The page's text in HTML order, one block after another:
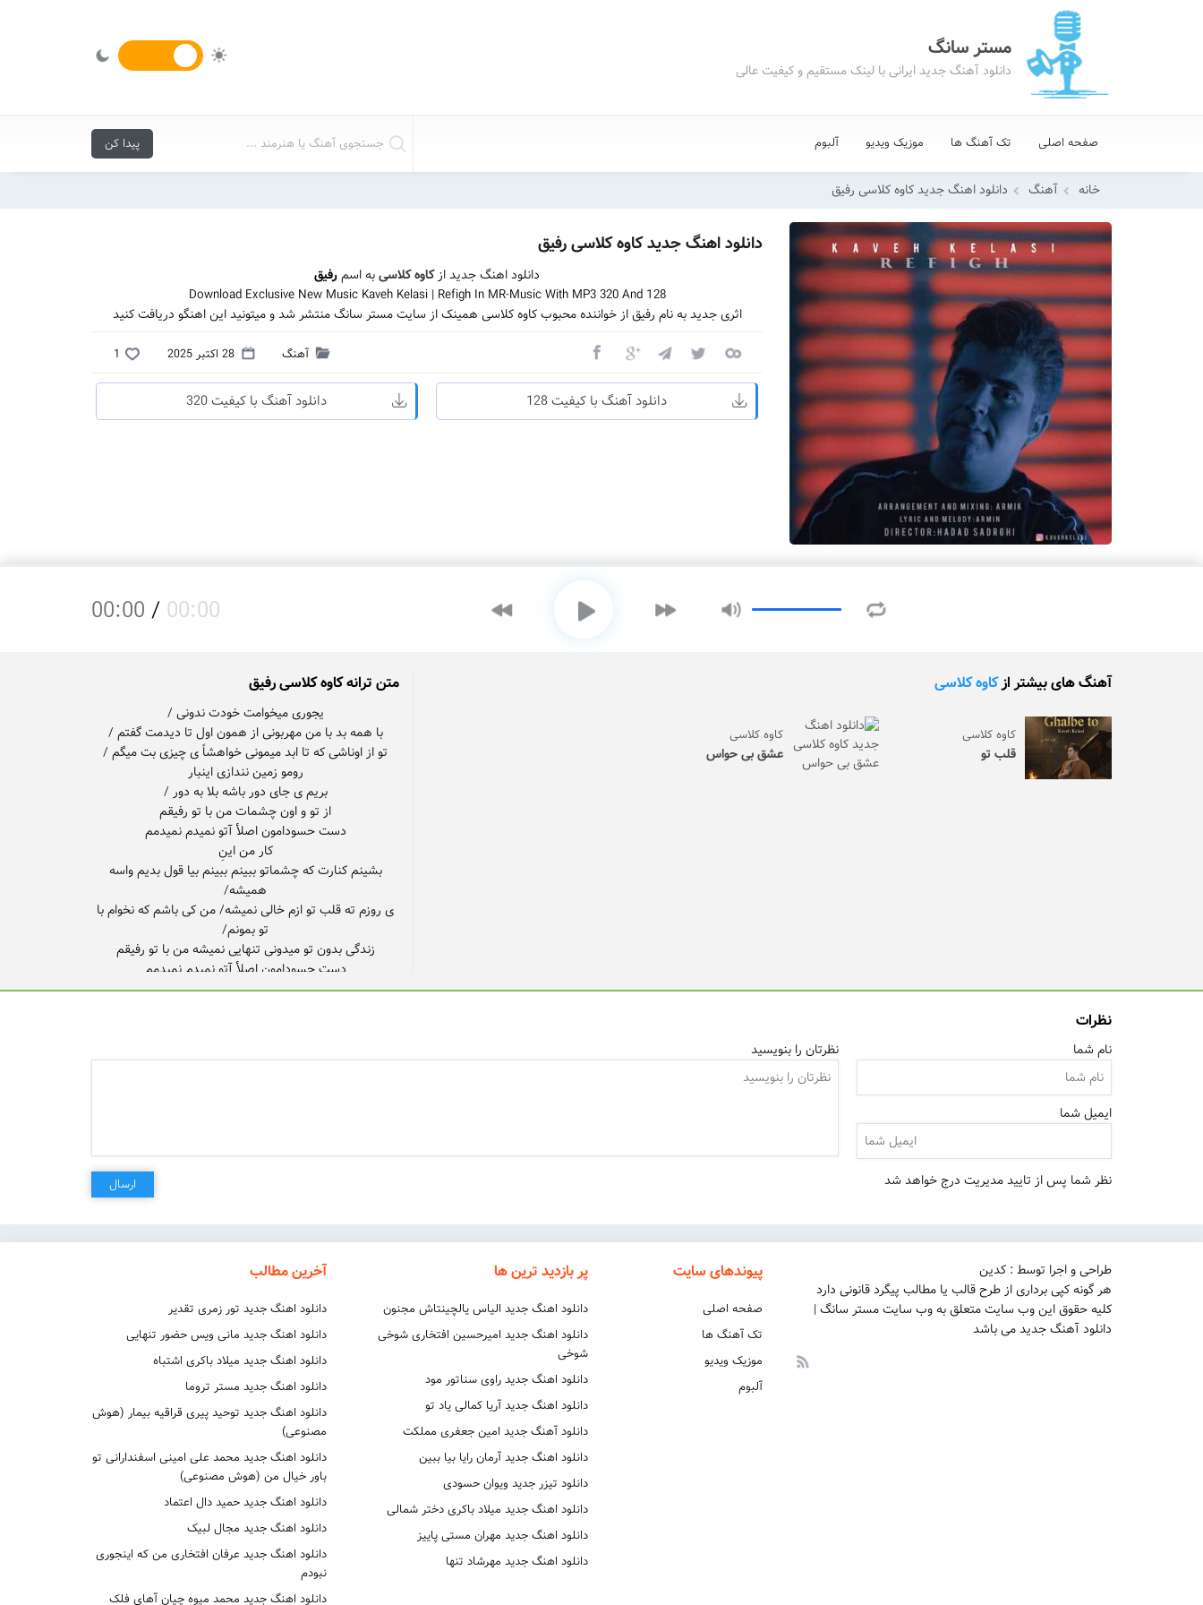
مستر سانگ
دانلود آهنگ جدید ایرانی با لینک مستقیم و کیفیت عالی
صفحه اصلی تک آهنگ ها موزیک ویدیو آلبوم
خانه آهنگ دانلود اهنگ جدید کاوه کلاسی رفیق
دانلود اهنگ جدید کاوه کلاسی رفیق
دانلود اهنگ جدید ازکاوه کلاسیبه اسمرفیق
Download Exclusive New Music Kaveh Kelasi | Refigh In MR-Music With MP3 320 And 128
اثری جدید به نام رفیق از خواننده محبوب کاوه کلاسی همینک از سایت مستر سانگ منتشر شد و میتونید این اهنگو دریافت کنید
آهنگ 28 اکتبر 2025 1
دانلود آهنگ با کیفیت 128 دانلود آهنگ با کیفیت 320
00:00 / 00:00
آهنگ های بیشتر ازکاوه کلاسی
کاوه کلاسی
قلب تو
کاوه کلاسی
عشق بی حواس
متن ترانه کاوه کلاسی رفیق
بشینم کنارت که چشماتو ببینم ببینم بیا قول بدیم واسه
ی روزم ته قلب تو ازم خالی نمیشه/ من کی باشم که نخوام با
کار من اینِ
نظرات
نام شما
ایمیل شما
نظرتان را بنویسید
نظر شما پس از تایید مدیریت درج خواهد شد ارسال
طراحی و اجرا توسط : کدین
هر گونه کپی برداری از طرح قالب یا مطالب پیگرد قانونی دارد
کلیه حقوق این وب سایت متعلق به وب سایت مستر سانگ |
دانلود آهنگ جدید می باشد
پیوندهای سایت
صفحه اصلی
تک آهنگ ها
موزیک ویدیو
آلبوم
پر بازدید ترین ها
دانلود اهنگ جدید الیاس یالچینتاش مجنون
دانلود اهنگ جدید امیرحسین افتخاری شوخی
شوخی
دانلود اهنگ جدید راوی سناتور مود
دانلود اهنگ جدید آریا کمالی یاد تو
دانلود آهنگ جدید امین جعفری مملکت
دانلود اهنگ جدید آرمان رایا بیا ببین
دانلود تیزر جدید ویوان حسودی
دانلود اهنگ جدید میلاد باکری دختر شمالی
دانلود اهنگ جدید مهران مستی پاییز
دانلود اهنگ جدید مهرشاد تنها
آخرین مطالب
دانلود اهنگ جدید تور زمری تقدیر
دانلود اهنگ جدید مانی ویس حضور تنهایی
دانلود اهنگ جدید میلاد باکری اشتباه
دانلود اهنگ جدید مستر تروما
دانلود اهنگ جدید توحید پیری قراقیه بیمار (هوش
مصنوعی)
دانلود اهنگ جدید محمد علی امینی اسفندارانی تو
باور خیال من (هوش مصنوعی)
دانلود اهنگ جدید حمید دال اعتماد
دانلود اهنگ جدید مجال لبیک
دانلود اهنگ جدید عرفان افتخاری من که اینجوری
نبودم
دانلود اهنگ جدید محمد میوه چیان آهای فلک